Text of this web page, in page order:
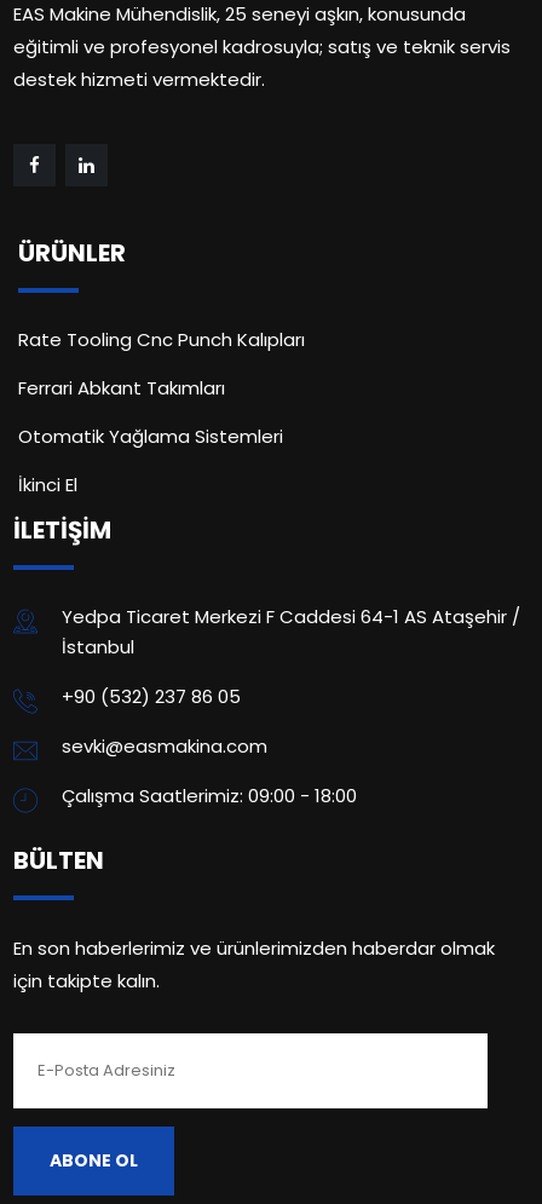
EAS Makine Mühendislik, 25 seneyi aşkın, konusunda
eğitimli ve profesyonel kadrosuyla; satış ve teknik servis
destek hizmeti vermektedir.
ÜRÜNLER
Rate Tooling Cnc Punch Kalıpları
Ferrari Abkant Takımları
Otomatik Yağlama Sistemleri
İkinci El
İLETİŞİM
Yedpa Ticaret Merkezi F Caddesi 64-1 AS Ataşehir /
İstanbul
+90 (532) 237 86 05
sevki@easmakina.com
Çalışma Saatlerimiz: 09:00 - 18:00
BÜLTEN
En son haberlerimiz ve ürünlerimizden haberdar olmak
için takipte kalın.